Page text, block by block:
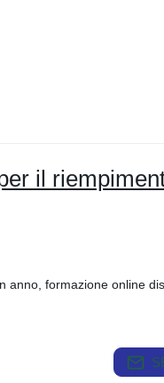
il
anno, formazione online